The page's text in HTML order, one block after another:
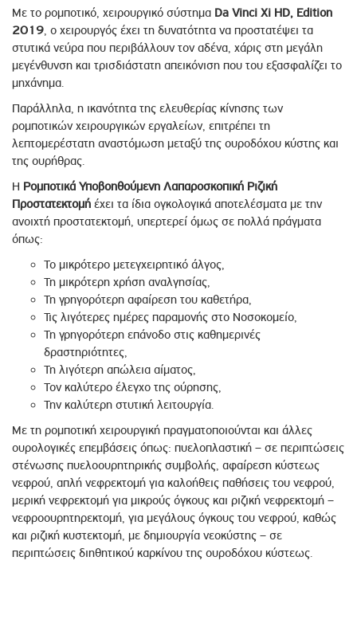
Με το ρομποτικό, χειρουργικό σύστημα Da Vinci Xi HD, Edition
2019, ο χειρουργός έχει τη δυνατότητα να προστατέψει τα
στυτικά νεύρα που περιβάλλουν τον αδένα, χάρις στη μεγάλη
μεγένθυνση και τρισδιάστατη απεικόνιση που του εξασφαλίζει το
μηχάνημα.
Παράλληλα, η ικανότητα της ελευθερίας κίνησης των
ρομποτικών χειρουργικών εργαλείων, επιτρέπει τη
λεπτομερέστατη αναστόμωση μεταξύ της ουροδόχου κύστης και
της ουρήθρας.
Η Ρομποτικά Υποβοηθούμενη Λαπαροσκοπική Ριζική
Προστατεκτομή έχει τα ίδια ογκολογικά αποτελέσματα με την
ανοιχτή προστατεκτομή, υπερτερεί όμως σε πολλά πράγματα
όπως:
Το μικρότερο μετεγχειρητικό άλγος,
Τη μικρότερη χρήση αναλγησίας,
Τη γρηγορότερη αφαίρεση του καθετήρα,
Τις λιγότερες ημέρες παραμονής στο Νοσοκομείο,
Τη γρηγορότερη επάνοδο στις καθημερινές
δραστηριότητες,
Τη λιγότερη απώλεια αίματος,
Τον καλύτερο έλεγχο της ούρησης,
Την καλύτερη στυτική λειτουργία.
Με τη ρομποτική χειρουργική πραγματοποιούνται και άλλες
ουρολογικές επεμβάσεις όπως: πυελοπλαστική – σε περιπτώσεις
στένωσης πυελοουρητηρικής συμβολής, αφαίρεση κύστεως
νεφρού, απλή νεφρεκτομή για καλοήθεις παθήσεις του νεφρού,
μερική νεφρεκτομή για μικρούς όγκους και ριζική νεφρεκτομή –
νεφροουρητηρεκτομή, για μεγάλους όγκους του νεφρού, καθώς
και ριζική κυστεκτομή, με δημιουργία νεοκύστης – σε
περιπτώσεις διηθητικού καρκίνου της ουροδόχου κύστεως.